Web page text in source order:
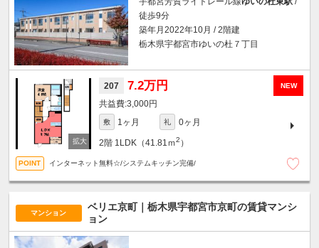
徒歩9分
築年月2022年10月 / 2階建
栃木県宇都宮市ゆいの杜７丁目
NEW
207 7.2万円
3,000円
敷 1ヶ月 礼 0ヶ月
2階 1LDK（41.81ｍ2 ）
インターネット無料☆/システムキッチン完備/
マンション
ベリエ京町｜栃木県宇都宮市京町の賃貸マンシ
ョン